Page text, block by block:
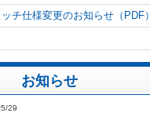
チ仕様変更のお知らせ（PDF）
お知らせ
29